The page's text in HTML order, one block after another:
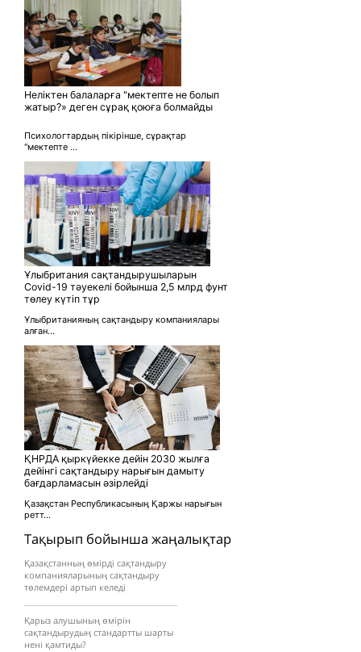
Тақырып бойынша жаңалықтар
Қазақстанның өмірді сақтандыру
компанияларының сақтандыру
төлемдері артып келеді
Қарыз алушының өмірін
сақтандырудың стандартты шарты
нені қамтиды?
Неліктен балаларға "мектепте не болып
жатыр?» деген сұрақ қоюға болмайды
Психологтардың пікірінше, сұрақтар
"мектепте ...
Ұлыбритания сақтандырушыларын
Covid-19 тәуекелі бойынша 2,5 млрд фунт
төлеу күтіп тұр
Ұлыбританияның сақтандыру компаниялары
алған...
ҚНРДА қыркүйекке дейін 2030 жылға
дейінгі сақтандыру нарығын дамыту
бағдарламасын әзірлейді
Қазақстан Республикасының Қаржы нарығын
ретт...